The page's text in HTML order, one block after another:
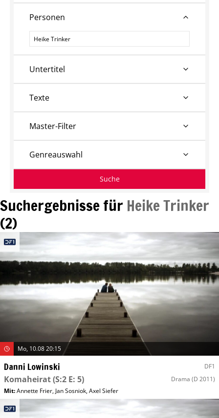
Suchergebnisse für Heike Trinker
(2)
Mo, 10.08 20:15
Danni Lowinski DF1
Komaheirat(S:2 E: 5) Drama (D 2011)
Mit:Annette Frier, Jan Sosniok,Axel Siefer
Personen
Personen
Untertitel
Texte
Master-Filter
Genreauswahl
Suche